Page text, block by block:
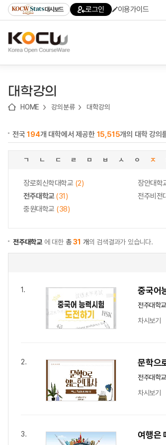
기
기
기
content)
가
대시보드 로그인 이용가이드
대학강의
HOME 강의분류 대학강의
전국194개 대학에서 제공한 15,515개의 대학 강의
ㄱ ㄴ ㄷ ㄹ ㅁ ㅂ ㅅ ㅇ ㅈ
장로회신학대학교 (2) 장안대학
전주대학교(31) 전주비전
중원대학교 (38)
전주대학교 에 대한 총31 개의 검색결과가 있습니다.
1. 중국어
전주대학교
차시보기
2. 문학으
전주대학교
차시보기
3. 여행은